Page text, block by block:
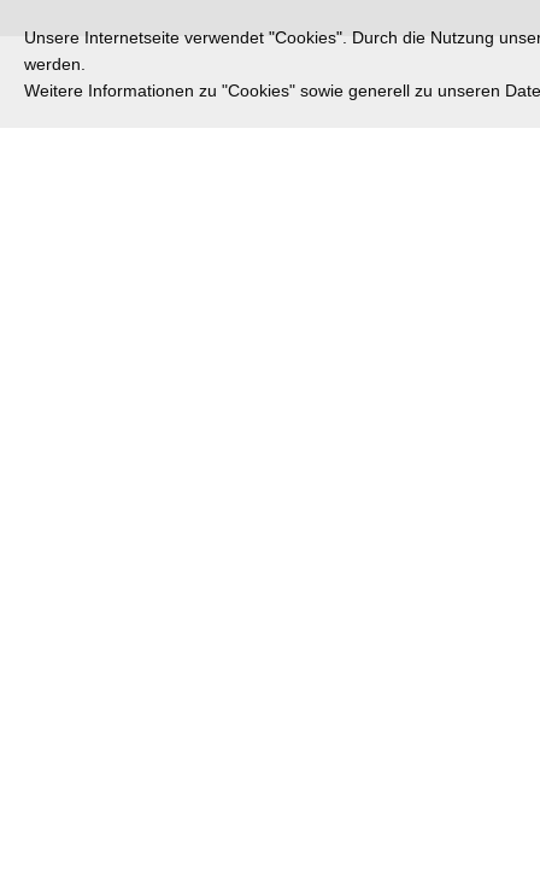
Unsere Internetseite verwendet "Cookies". Durch die Nutzung
werden.
Weitere Informationen zu "Cookies" sowie generell zu unseren